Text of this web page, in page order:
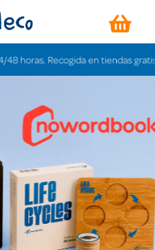
en tiendas gratis en 3-6 días.